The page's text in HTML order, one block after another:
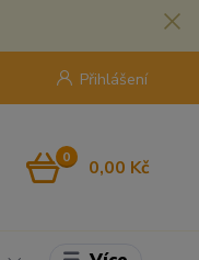
Přihlášení
0 0,00 Kč